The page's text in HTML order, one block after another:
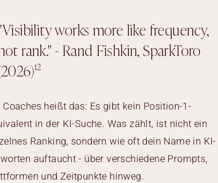
works more like frequency,
rank." - Rand Fishkin, SparkToro
Coaches heißt das: Es gibt kein Position-1-
in der KI-Suche. Was zählt, ist nicht ein
Ranking, sondern wie oft dein Name in KI-
auftaucht - über verschiedene Prompts,
und Zeitpunkte hinweg.